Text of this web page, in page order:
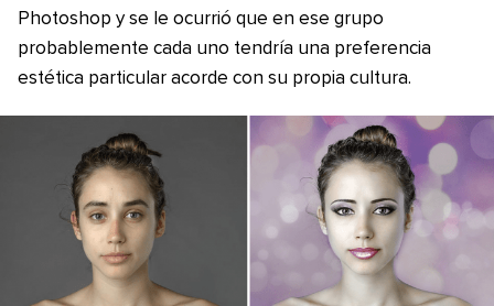
Photoshop y se le ocurrió que en ese grupo
probablemente cada uno tendría una preferencia
estética particular acorde con su propia cultura.